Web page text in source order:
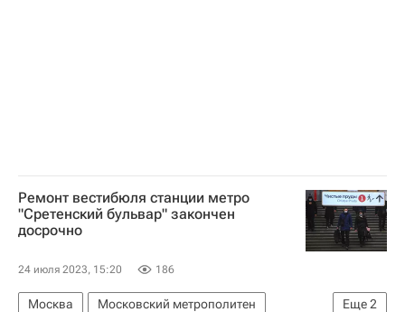
Ремонт вестибюля станции метро
"Сретенский бульвар" закончен
досрочно
24 июля 2023, 15:20 186
Еще2
Москва
Московский метрополитен